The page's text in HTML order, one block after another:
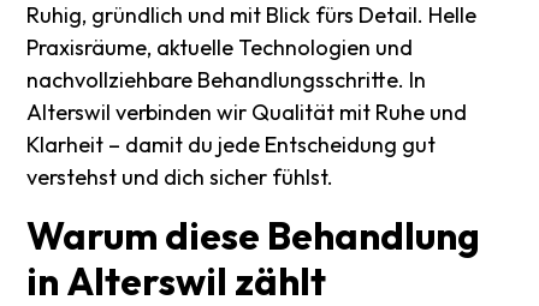
Ruhig, gründlich und mit Blick fürs Detail. Helle
Praxisräume, aktuelle Technologien und
nachvollziehbare Behandlungsschritte. In
Alterswil verbinden wir Qualität mit Ruhe und
Klarheit – damit du jede Entscheidung gut
verstehst und dich sicher fühlst.
Warum diese Behandlung
in Alterswil zählt